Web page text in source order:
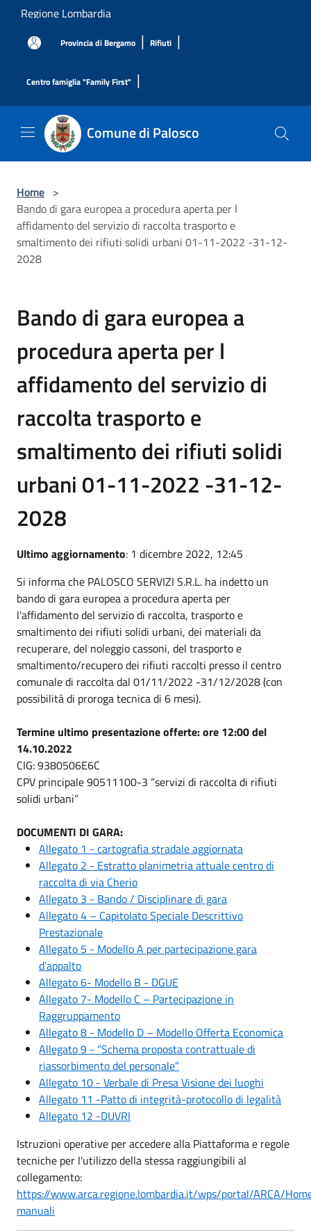
Salta al contenuto principale
Regione Lombardia
Provincia di Bergamo | Rifiuti |
Centro famiglia "Family First" |
Comune di Palosco
Home >
Bando di gara europea a procedura aperta per l
affidamento del servizio di raccolta trasporto e
smaltimento dei rifiuti solidi urbani 01-11-2022 -31-12-
2028
Bando di gara europea a
procedura aperta per l
affidamento del servizio di
raccolta trasporto e
smaltimento dei rifiuti solidi
urbani 01-11-2022 -31-12-
2028
Ultimo aggiornamento: 1 dicembre 2022, 12:45
Si informa che PALOSCO SERVIZI S.R.L. ha indetto un
bando di gara europea a procedura aperta per
l'affidamento del servizio di raccolta, trasporto e
smaltimento dei rifiuti solidi urbani, dei materiali da
recuperare, del noleggio cassoni, del trasporto e
smaltimento/recupero dei rifiuti raccolti presso il centro
comunale di raccolta dal 01/11/2022 -31/12/2028 (con
possibilità di proroga tecnica di 6 mesi).
Termine ultimo presentazione offerte: ore 12:00 del
14.10.2022
CIG: 9380506E6C
CPV principale 90511100-3 “servizi di raccolta di rifiuti
solidi urbani”
DOCUMENTI DI GARA:
Allegato 1 - cartografia stradale aggiornata
Allegato 2 - Estratto planimetria attuale centro di
raccolta di via Cherio
Allegato 3 - Bando / Disciplinare di gara
Allegato 4 – Capitolato Speciale Descrittivo
Prestazionale
Allegato 5 - Modello A per partecipazione gara
d’appalto
Allegato 6- Modello B - DGUE
Allegato 7- Modello C – Partecipazione in
Raggruppamento
Allegato 8 - Modello D – Modello Offerta Economica
Allegato 9 - “Schema proposta contrattuale di
riassorbimento del personale”
Allegato 10 - Verbale di Presa Visione dei luoghi
Allegato 11 -Patto di integrità-protocollo di legalità
Allegato 12 -DUVRI
Istruzioni operative per accedere alla Piattaforma e regole
tecniche per l’utilizzo della stessa raggiungibili al
collegamento:
https://www.arca.regione.lombardia.it/wps/portal/ARCA/
manuali